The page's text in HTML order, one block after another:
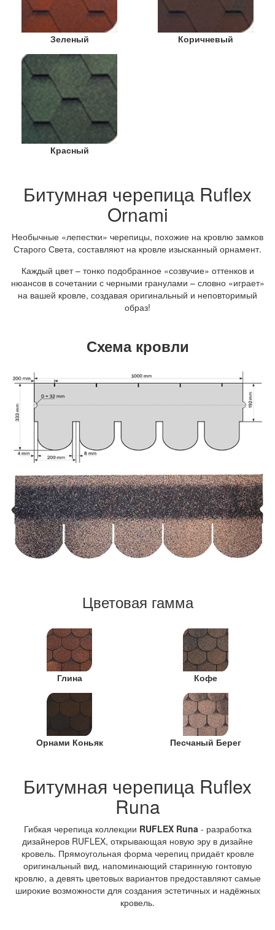
Зеленый Коричневый
Красный
Битумная черепица Ruflex
Ornami
Необычные «лепестки» черепицы, похожие на кровлю замков
Старого Света, составляют на кровле изысканный орнамент.
Каждый цвет – тонко подобранное «созвучие» оттенков и
нюансов в сочетании с черными гранулами – словно «играет»
на вашей кровле, создавая оригинальный и неповторимый
образ!
Схема кровли
Цветовая гамма
Глина Кофе
Орнами Коньяк Песчаный Берег
Битумная черепица Ruflex
Runa
Гибкая черепица коллекции RUFLEX Runa- разработка
дизайнеров RUFLEX, открывающая новую эру в дизайне
кровель. Прямоугольная форма черепиц придаёт кровле
оригинальный вид, напоминающий старинную гонтовую
кровлю, а девять цветовых вариантов предоставляют самые
широкие возможности для создания эстетичных и надёжных
кровель.